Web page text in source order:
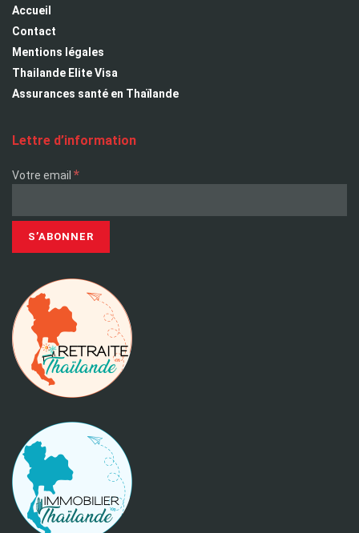
Accueil
Contact
Mentions légales
Thailande Elite Visa
Assurances santé en Thaïlande
Lettre d’information
Votre email *